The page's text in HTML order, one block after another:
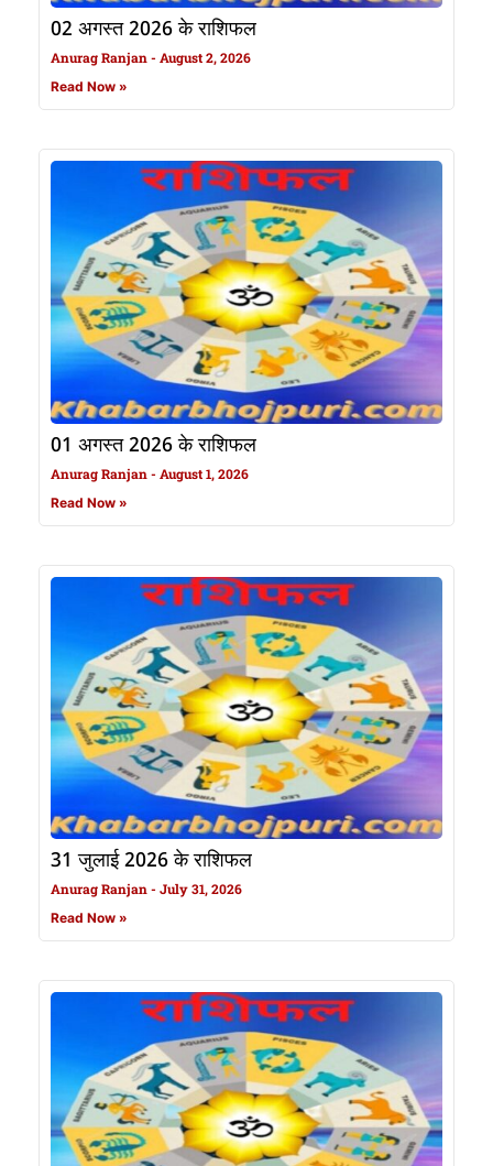
02 अगस्त 2026 के राशिफल
Anurag Ranjan August 2, 2026
Read Now »
01 अगस्त 2026 के राशिफल
Anurag Ranjan August 1, 2026
Read Now »
31 जुलाई 2026 के राशिफल
Anurag Ranjan July 31, 2026
Read Now »